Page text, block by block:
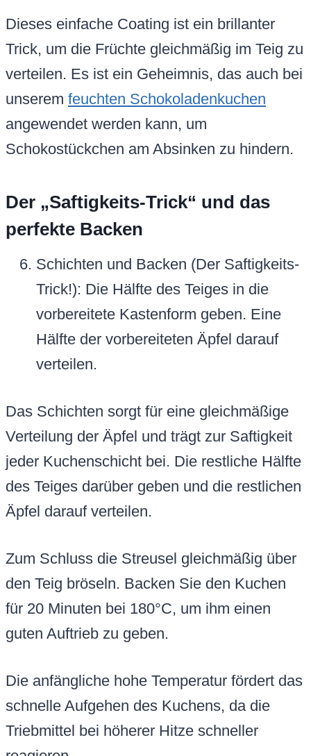
Dieses einfache Coating ist ein brillanter
Trick, um die Früchte gleichmäßig im Teig zu
verteilen. Es ist ein Geheimnis, das auch bei
unserem feuchten Schokoladenkuchen
angewendet werden kann, um
Schokostückchen am Absinken zu hindern.
Der „Saftigkeits-Trick“ und das
perfekte Backen
Schichten und Backen (Der Saftigkeits-
Trick!): Die Hälfte des Teiges in die
vorbereitete Kastenform geben. Eine
Hälfte der vorbereiteten Äpfel darauf
verteilen.
Das Schichten sorgt für eine gleichmäßige
Verteilung der Äpfel und trägt zur Saftigkeit
jeder Kuchenschicht bei. Die restliche Hälfte
des Teiges darüber geben und die restlichen
Äpfel darauf verteilen.
Zum Schluss die Streusel gleichmäßig über
den Teig bröseln. Backen Sie den Kuchen
für 20 Minuten bei 180°C, um ihm einen
guten Auftrieb zu geben.
Die anfängliche hohe Temperatur fördert das
schnelle Aufgehen des Kuchens, da die
Triebmittel bei höherer Hitze schneller